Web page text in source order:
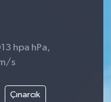
hpa hPa,
s
Çınarcık